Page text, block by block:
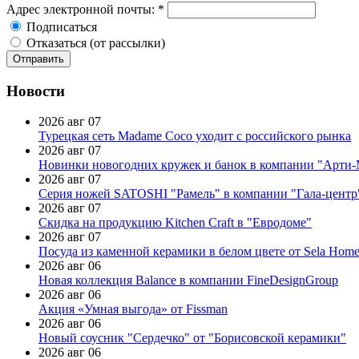
Адрес электронной почты: *
Подписаться
Отказаться (от рассылки)
Новости
2026 авг 07
Турецкая сеть Madame Coco уходит с российского рынка
2026 авг 07
Новинки новогодних кружек и банок в компании
2026 авг 07
Серия ножей SATOSHI "Рамель" в компании "Гала-
2026 авг 07
Скидка на продукцию Kitchen Craft в "Евродоме"
2026 авг 07
Посуда из каменной керамики в белом цвете от Sela Home
2026 авг 06
Новая коллекция Balance в компании FineDesignGroup
2026 авг 06
Акция «Умная выгода» от Fissman
2026 авг 06
Новый соусник "Сердечко" от "Борисовской керамики"
2026 авг 06